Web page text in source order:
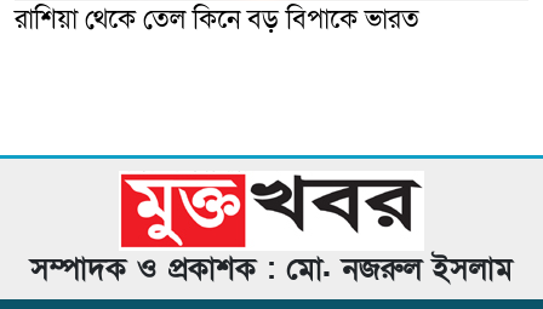
রাশিয়া থেকে তেল কিনে বড় বিপাকে ভারত
সম্পাদক ও প্রকাশক : মো. নজরুল ইসলাম